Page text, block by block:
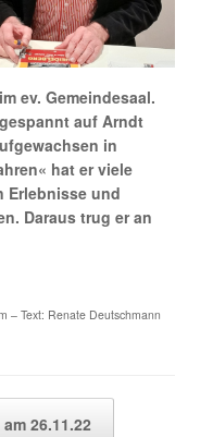
ev. Gemeindesaal.
auf Arndt
in
hat er viele
Erlebnisse und
Daraus trug er an
– Text: Renate Deutschmann
26.11.22